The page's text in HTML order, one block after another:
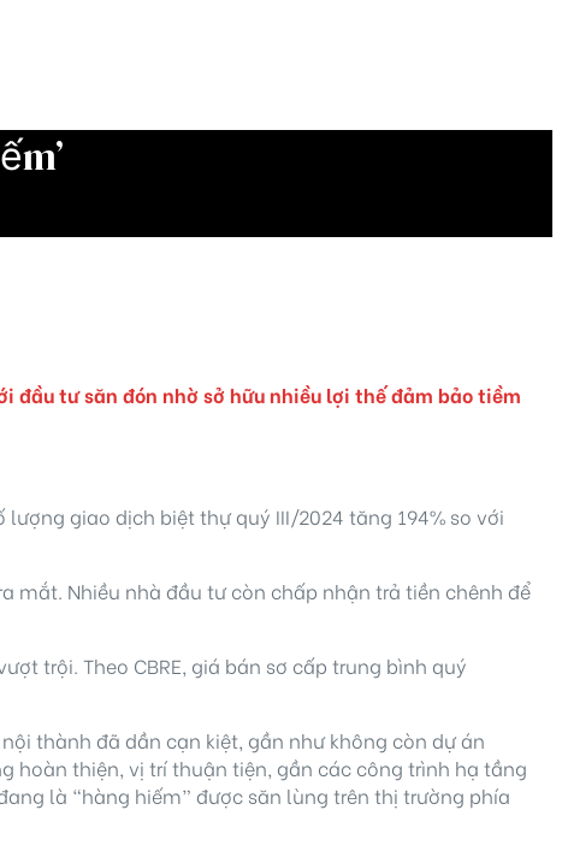
đầu tư săn đón nhờ sở hữu nhiều lợi thế đảm bảo tiềm
giao dịch biệt thự quý III/2024 tăng 194% so với
mắt. Nhiều nhà đầu tư còn chấp nhận trả tiền chênh để
trội. Theo CBRE, giá bán sơ cấp trung bình quý
thành đã dần cạn kiệt, gần như không còn dự án
hoàn thiện, vị trí thuận tiện, gần các công trình hạ tầng
là “hàng hiếm” được săn lùng trên thị trường phía